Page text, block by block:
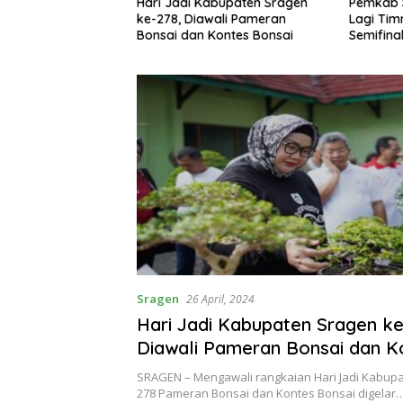
ke-278, Diawali Pameran
Bonsai dan Kontes Bonsai
Lagi
Sragen 26 April, 2024
Hari Jadi Kabupaten Sragen
Diawali Pameran Bonsai dan
Bonsai
SRAGEN – Mengawali rangkaian Hari Jadi
278 Pameran Bonsai dan Kontes Bonsai